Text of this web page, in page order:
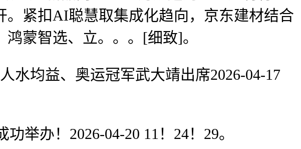
紧扣AI聪慧取集成化趋向，京东建材结合
蒙智选、立。。。[细致]。
均益、奥运冠军武大靖出席2026-04-17
办！2026-04-20 11！24！29。